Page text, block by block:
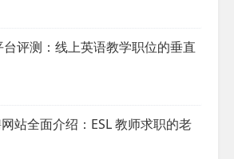
台评测：线上英语教学职位的垂直
站全面介绍：ESL 教师求职的老